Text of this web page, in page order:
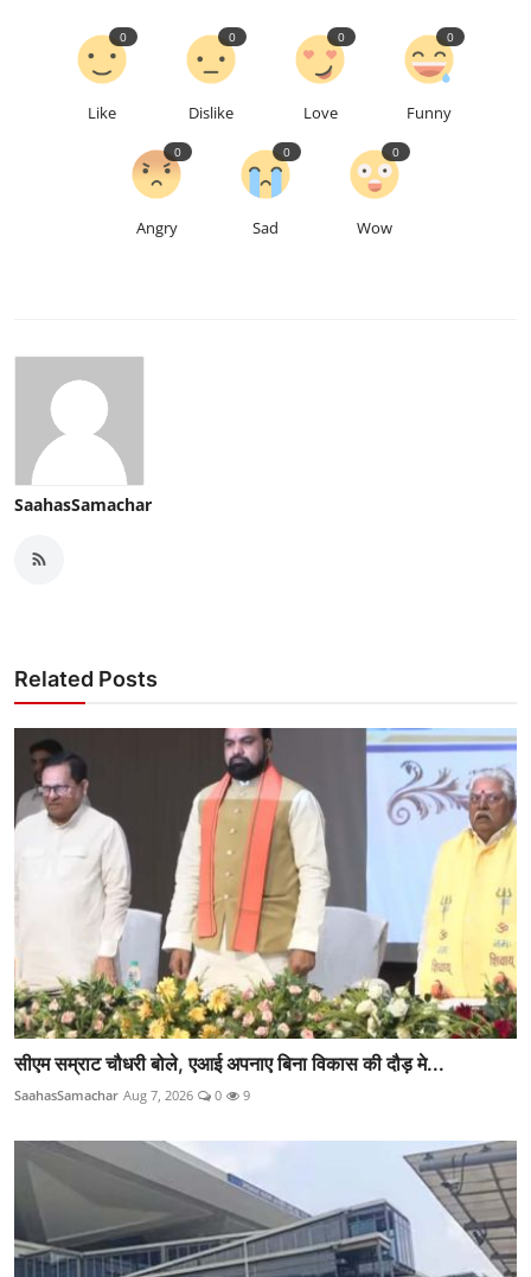
Like
0
Dislike
0
Love
0
Funny
0
Angry
0
Sad
0
Wow
0
SaahasSamachar
Related Posts
सीएम सम्राट चौधरी बोले, एआई अपनाए बिना विकास की दौड़ मे...
SaahasSamachar Aug 7, 2026 0 9